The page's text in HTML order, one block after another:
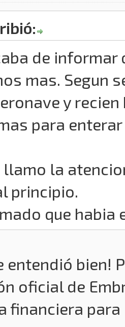
de informar
mas. Segun
y
para
llamo la
principio.
que habia
entendió bien!
oficial de
financiera